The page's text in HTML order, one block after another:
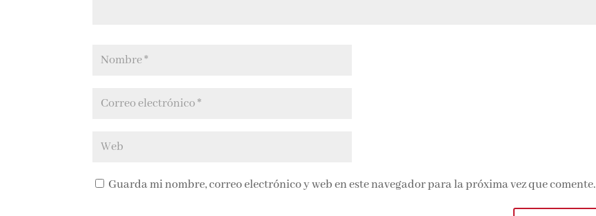
Guarda mi nombre, correo electrónico y web en este navegador para la próxima vez que comente.